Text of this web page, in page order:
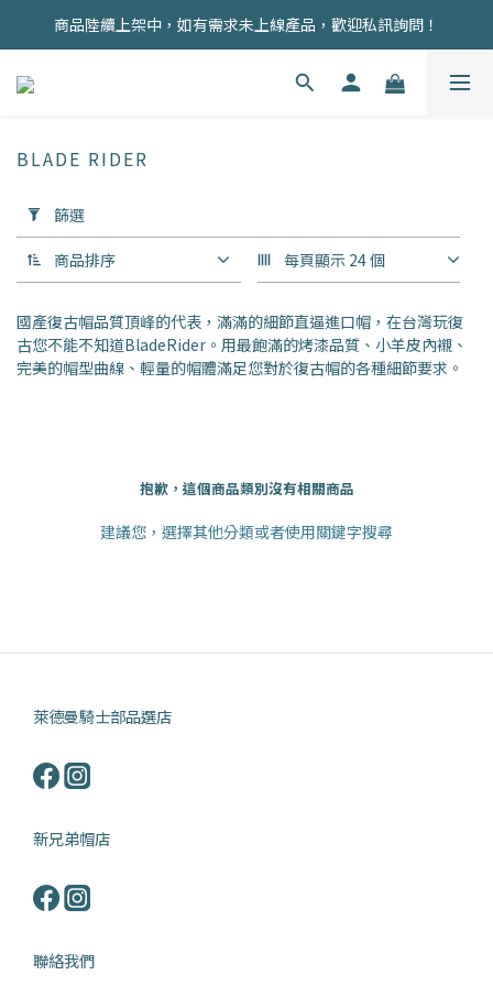
商品均為現貨，歡迎直接下單！
商品陸續上架中，如有需求未上線產品，歡迎私訊詢問！
註冊會員即贈100元購物金！
用
篩
選
(0/20)
價格
(NT$)
BLADE RIDER
篩選
商品排序 每頁顯示 24 個
國產復古帽品質頂峰的代表，滿滿的細節直逼進口帽，在台灣玩復
古您不能不知道BladeRider。用最飽滿的烤漆品質、小羊皮內襯、
完美的帽型曲線、輕量的帽體滿足您對於復古帽的各種細節要求。
抱歉，這個商品類別沒有相關商品
建議您，選擇其他分類或者使用關鍵字搜尋
萊德曼騎士部品選店
新兄弟帽店
聯絡我們